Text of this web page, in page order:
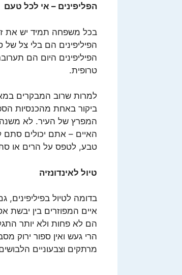
הפליפינים – אי לכל טעם
בכל משפחה תמיד יש את
הפיליפינים היום הם
טרופית.
למרות שרוב המבקרים
ביקור באחת מהכנסיות
המפרץ של העיר. לא
האיים – אתם יכולים סתם
טבע, לטפס על הרים או
טיול לאינדונזיה
בדומה לטיול בפיליפינים,
איים המפוזרים בין יבשת
הם לא פחות ולא יותר
הרי געש ואין ספור ירוק
מרתקים וצבעוניים